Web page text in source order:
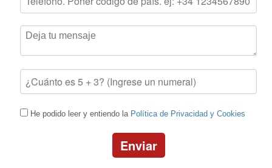
He podido leer y entiendo la Política de Privacidad y Cookies
Enviar